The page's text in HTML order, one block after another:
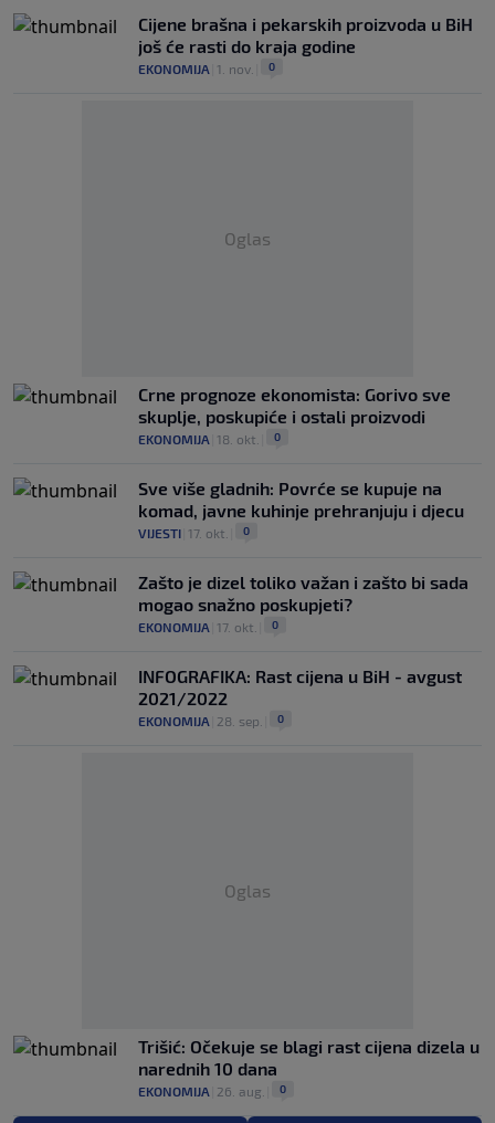
Cijene brašna i pekarskih proizvoda u BiH
još će rasti do kraja godine
EKONOMIJA 1. nov. 0
Oglas
Crne prognoze ekonomista: Gorivo sve
skuplje, poskupiće i ostali proizvodi
EKONOMIJA 18. okt. 0
Sve više gladnih: Povrće se kupuje na
komad, javne kuhinje prehranjuju i djecu
VIJESTI 17. okt. 0
Zašto je dizel toliko važan i zašto bi sada
mogao snažno poskupjeti?
EKONOMIJA 17. okt. 0
INFOGRAFIKA: Rast cijena u BiH - avgust
2021/2022
EKONOMIJA 28. sep. 0
Oglas
Trišić: Očekuje se blagi rast cijena dizela u
narednih 10 dana
EKONOMIJA 26. aug. 0